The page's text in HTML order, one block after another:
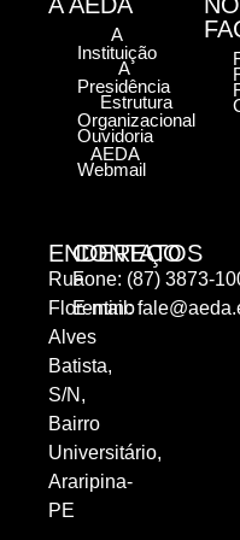
ENDEREÇO
Rua
Florentino
Alves
Batista,
S/N,
Bairro
Universitário,
Araripina-
PE
CONTATOS
Fone: (87) 3873-
E-mail:
A
Instituição
A
Presidência
Estrutura
Organizacional
Ouvidoria
AEDA
Webmail